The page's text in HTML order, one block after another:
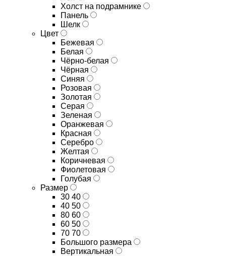
Холст на подрамнике
Панель
Шелк
Цвет
Бежевая
Белая
Чёрно-белая
Чёрная
Синяя
Розовая
Золотая
Серая
Зеленая
Оранжевая
Красная
Серебро
Желтая
Коричневая
Фиолетовая
Голубая
Размер
30 40
40 50
80 60
60 50
70 70
Большого размера
Вертикальная